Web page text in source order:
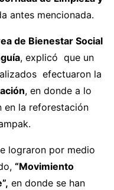
antes mencionada.
de Bienestar Social
, explicó que un
efectuaron la
, en donde a lo
en la reforestación
lograron por medio
“Movimiento
en donde se han